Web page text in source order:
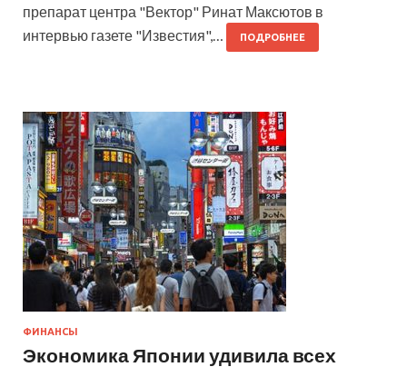
препарат центра "Вектор" Ринат Максютов в
интервью газете "Известия",…
ПОДРОБНЕЕ
ФИНАНСЫ
Экономика Японии удивила всех